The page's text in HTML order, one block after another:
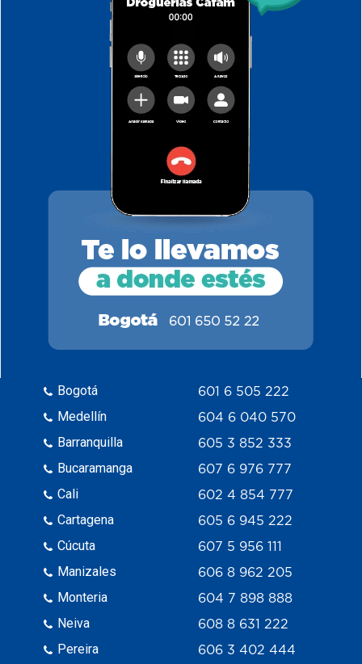
Bogotá
Medellín
Barranquilla
Bucaramanga
Cali
Cartagena
Cúcuta
Manizales
Monteria
Neiva
Pereira
601 6 505 222
604 6 040 570
605 3 852 333
607 6 976 777
602 4 854 777
605 6 945 222
607 5 956 111
606 8 962 205
604 7 898 888
608 8 631 222
606 3 402 444